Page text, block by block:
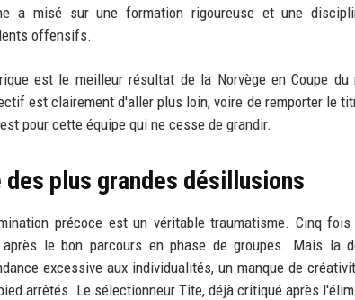
a misé sur une formation rigoureuse et une
offensifs.
est le meilleur résultat de la Norvège en Coupe
est clairement d'aller plus loin, voire de remporter le
pour cette équipe qui ne cesse de grandir.
des plus grandes désillusions
précoce est un véritable traumatisme. Cinq
le bon parcours en phase de groupes. Mais la
excessive aux individualités, un manque de
arrêtés. Le sélectionneur Tite, déjà critiqué après